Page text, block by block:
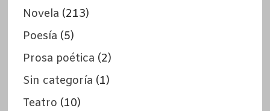
Novela (213)
Poesía (5)
Prosa poética (2)
Sin categoría (1)
Teatro (10)